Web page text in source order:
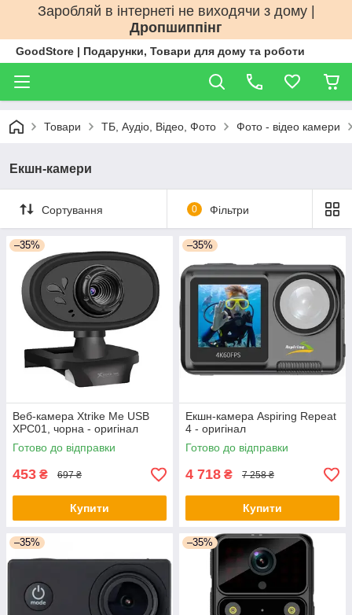
Заробляй в інтернеті не виходячи з дому |
Дропшиппінг
GoodStore | Подарунки, Товари для дому та роботи
Товари ТБ, Аудіо, Відео, Фото Фото - відео камери
Екшн-камери
Сортування 0 Фільтри
–35%
Веб-камера Xtrike Me USB
XPC01, чорна - оригінал
Готово до відправки
453 ₴ 697 ₴
Купити
–35%
Екшн-камера Aspiring Repeat
4 - оригінал
Готово до відправки
4 718 ₴ 7 258 ₴
Купити
–35% –35%